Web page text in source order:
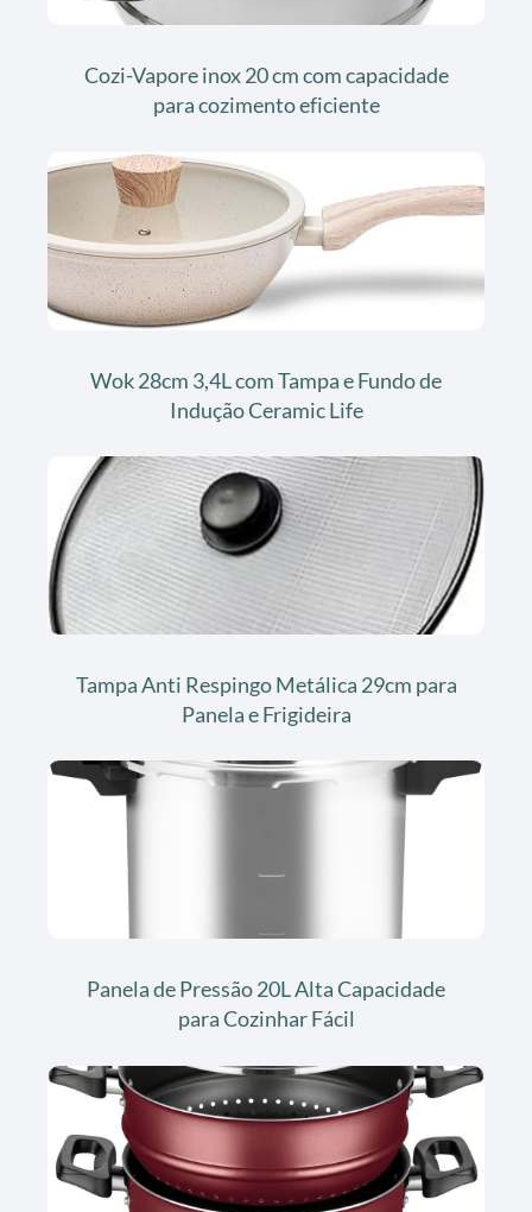
Cozi-Vapore inox 20 cm com capacidade
para cozimento eficiente
Wok 28cm 3,4L com Tampa e Fundo de
Indução Ceramic Life
Tampa Anti Respingo Metálica 29cm para
Panela e Frigideira
Panela de Pressão 20L Alta Capacidade
para Cozinhar Fácil